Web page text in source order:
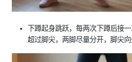
下蹲起身跳跃，每两次下蹲后接
超过脚尖，两脚尽量分开，脚尖向